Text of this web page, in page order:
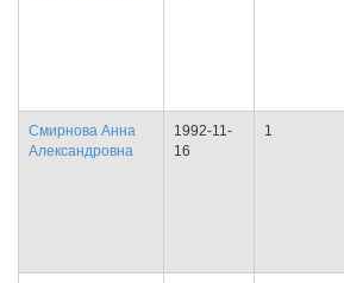
Смирнова Анна
Александровна
1992-11-
16
1